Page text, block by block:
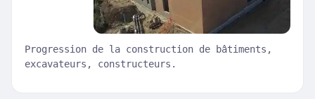
Progression de la construction de bâtiments,
excavateurs, constructeurs.